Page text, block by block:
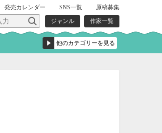
発売カレンダー SNS一覧
原稿募集
ジャンル
作家一覧